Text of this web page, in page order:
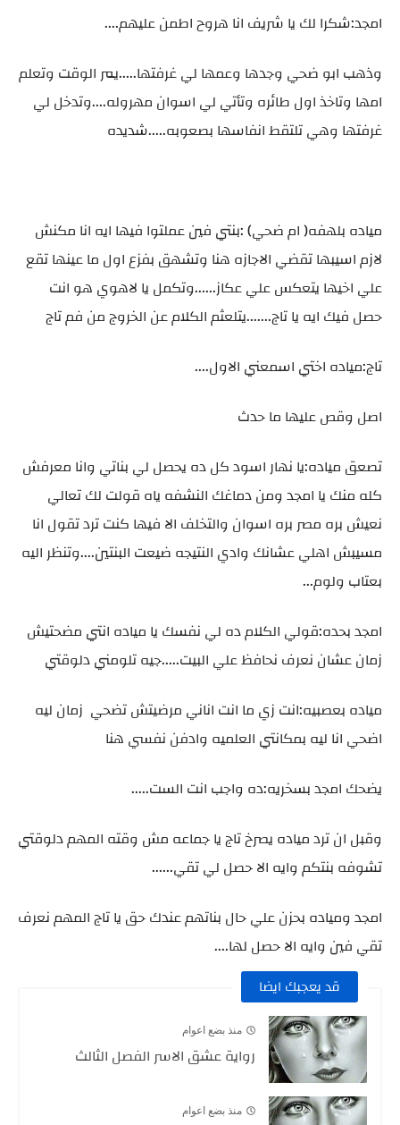
امجد:شكرا لك يا شريف انا هروح اطمن عليهم....
وذهب ابو ضحي وجدها وعمها لي غرفتها.....يمر الوقت وتعلم
امها وتاخذ اول طائره وتأتي لي اسوان مهروله....وتدخل لي
غرفتها وهي تلتقط انفاسها بصعوبه.....شديده
مياده بلهفه( ام ضحي) :بنتي فين عملتوا فيها ايه انا مكنش
لازم اسيبها تقضي الاجازه هنا وتشهق بفزع اول ما عينها تقع
علي اخيها يتعكس علي عكاز......وتكمل يا لاهوي هو انت
حصل فيك ايه يا تاج.......يتلعثم الكلام عن الخروج من فم تاج
تاج:مياده اختي اسمعني الاول....
اصل وقص عليها ما حدث
تصعق مياده:يا نهار اسود كل ده يحصل لي بناتي وانا معرفش
كله منك يا امجد ومن دماغك النشفه ياه قولت لك تعالي
نعيش بره مصر بره اسوان والتخلف الا فيها كنت ترد تقول انا
مسيبش اهلي عشانك وادي النتيجه ضيعت البنتين....وتنظر اليه
بعتاب ولوم...
امجد بحده:قولي الكلام ده لي نفسك يا مياده انتي مضحتيش
زمان عشان نعرف نحافظ علي البيت.....جيه تلومني دلوقتي
مياده بعصبيه:انت زي ما انت اناني مرضيتش تضحي زمان ليه
اضحي انا ليه بمكانتي العلميه وادفن نفسي هنا
يضحك امجد بسخريه:ده واجب انت الست.....
وقبل ان ترد مياده يصرخ تاج يا جماعه مش وقته المهم دلوقتي
تشوفه بنتكم وايه الا حصل لي تقي......
امجد ومياده بحزن علي حال بناتهم عندك حق يا تاج المهم نعرف
تقي فين وايه الا حصل لها....
قد يعجبك ايضا
منذ بضع اعوام
رواية عشق الاسر الفصل الثالث
منذ بضع اعوام